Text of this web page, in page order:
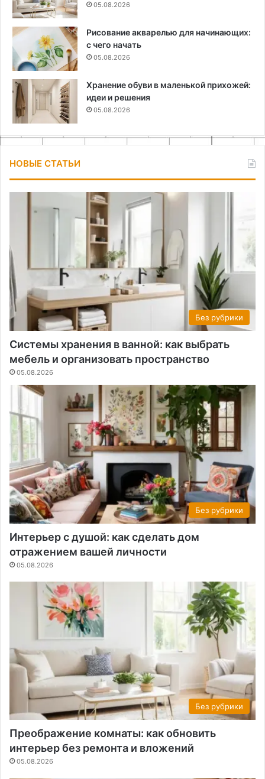
05.08.2026
Рисование акварелью для начинающих:
с чего начать
05.08.2026
Хранение обуви в маленькой прихожей:
идеи и решения
05.08.2026
НОВЫЕ СТАТЬИ
Без рубрики
Системы хранения в ванной: как выбрать
мебель и организовать пространство
05.08.2026
Без рубрики
Интерьер с душой: как сделать дом
отражением вашей личности
05.08.2026
Без рубрики
Преображение комнаты: как обновить
интерьер без ремонта и вложений
05.08.2026